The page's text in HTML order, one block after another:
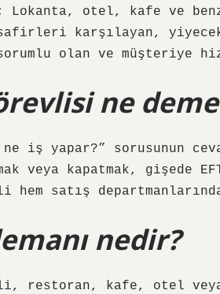
Lokanta, otel, kafe ve
karşılayan,
sorumlu olan ve müşteriye
ne
ne iş yapar?” sorusunun
veya kapatmak, gişede
hem satış
nedir?
restoran, kafe, otel